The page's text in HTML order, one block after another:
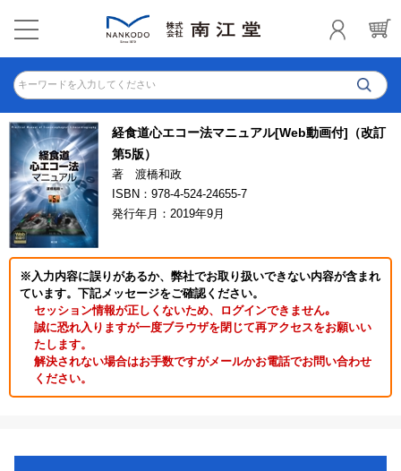
キーワードを入力してください
経食道心エコー法マニュアル[Web動画付]（改訂
第5版）
著 渡橋和政
ISBN：978-4-524-24655-7
発行年月：2019年9月
※入力内容に誤りがあるか、弊社でお取り扱いできない内容が含まれ
ています。下記メッセージをご確認ください。
セッション情報が正しくないため、ログインできません｡
誠に恐れ入りますが一度ブラウザを閉じて再アクセスをお願いい
たします。
解決されない場合はお手数ですがメールかお電話でお問い合わせ
ください。